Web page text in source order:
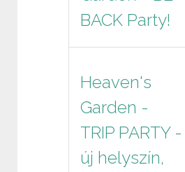
BACK Party!
Heaven's
Garden -
TRIP PARTY -
új helyszín,